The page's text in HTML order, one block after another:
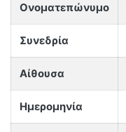
Ονοματεπώνυμο
Συνεδρία
Αίθουσα
Ημερομηνία